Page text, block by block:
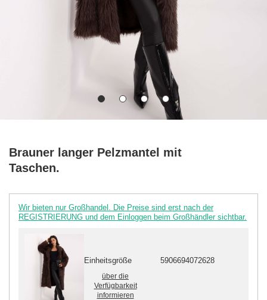
Brauner langer Pelzmantel mit
Taschen.
Wir bieten nur Großhandel. Die Preise sind erst nach der
REGISTRIERUNG und dem Einloggen beim Großhändler sichtbar.
Einheitsgröße 5906694072628
über die
Verfügbarkeit
informieren